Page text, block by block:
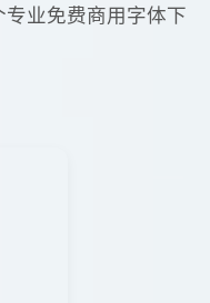
业免费商用字体下